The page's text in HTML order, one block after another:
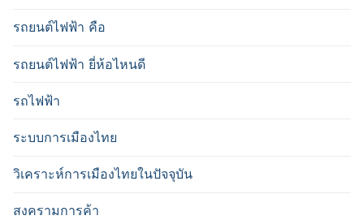
รถยนต์ไฟฟ้า คือ
รถยนต์ไฟฟ้า ยี่ห้อไหนดี
รถไฟฟ้า
ระบบการเมืองไทย
วิเคราะห์การเมืองไทยในปัจจุบัน
สงครามการค้า